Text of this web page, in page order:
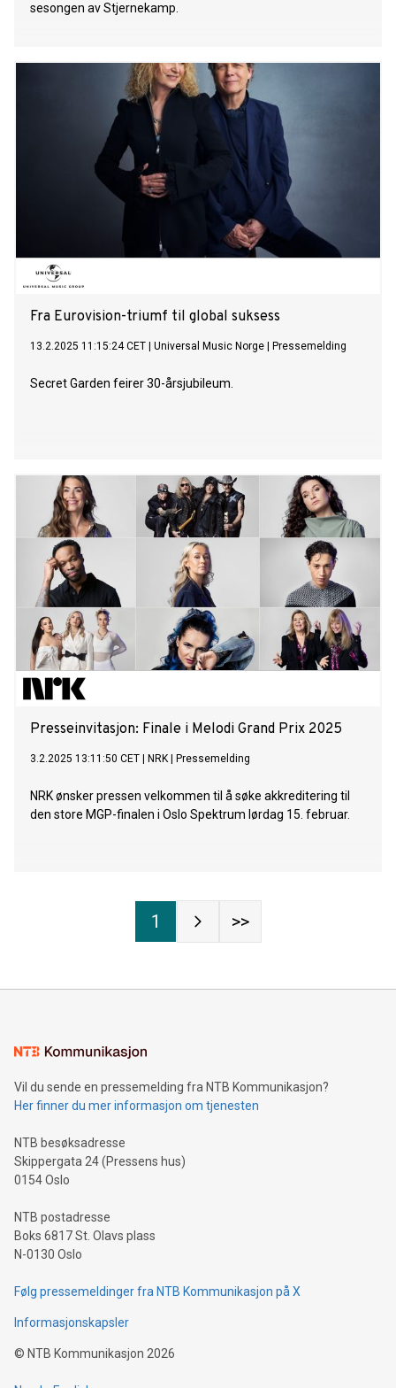
sesongen av Stjernekamp.
Fra Eurovision-triumf til global suksess
13.2.2025 11:15:24 CET Universal Music Norge Pressemelding
Secret Garden feirer 30-årsjubileum.
Presseinvitasjon: Finale i Melodi Grand Prix 2025
3.2.2025 13:11:50 CET NRK Pressemelding
NRK ønsker pressen velkommen til å søke akkreditering til
den store MGP-finalen i Oslo Spektrum lørdag 15. februar.
1 >>
Vil du sende en pressemelding fra NTB Kommunikasjon?
Her finner du mer informasjon om tjenesten
NTB besøksadresse
Skippergata 24 (Pressens hus)
0154 Oslo
NTB postadresse
Boks 6817 St. Olavs plass
N-0130 Oslo
Følg pressemeldinger fra NTB Kommunikasjon på X
Informasjonskapsler
© NTB Kommunikasjon 2026